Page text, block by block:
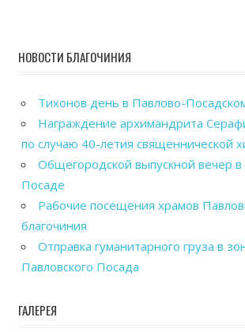
НОВОСТИ БЛАГОЧИНИЯ
Тихонов день в Павлово-
Награждение архимандрита
по случаю 40-летия священнической
Общегородской выпускной вечер в
Посаде
Рабочие посещения храмов
благочиния
Отправка гуманитарного груза в
Павловского Посада
ГАЛЕРЕЯ